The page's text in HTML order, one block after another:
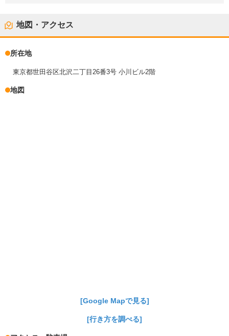
地図・アクセス
所在地
東京都世田谷区北沢二丁目26番3号 小川ビル2階
地図
[Google Mapで見る]
[行き方を調べる]